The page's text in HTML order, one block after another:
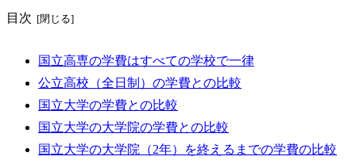
目次
国立高専の学費はすべての学校で一律
公立高校（全日制）の学費との比較
国立大学の学費との比較
国立大学の大学院の学費との比較
国立大学の大学院（2年）を終えるまでの学費の比較